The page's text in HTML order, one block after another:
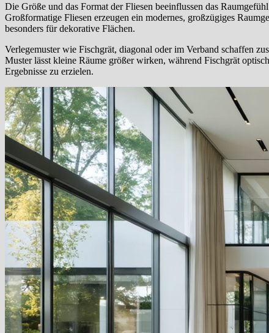
Die Größe und das Format der Fliesen beeinflussen das
Großformatige Fliesen erzeugen ein modernes, großzügiges
besonders für dekorative Flächen.
Verlegemuster wie Fischgrät, diagonal oder im Verband schaffen
Muster lässt kleine Räume größer wirken, während Fischgrät
Ergebnisse zu erzielen.